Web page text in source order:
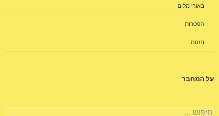
באורי מלים
הפטרות
חזנות
על המחבר
חיפוש: